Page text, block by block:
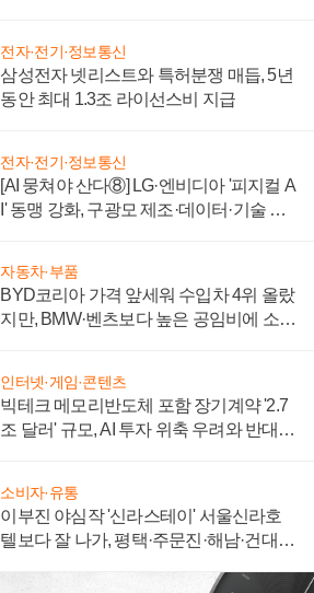
전자·전기·정보통신
삼성전자 넷리스트와 특허분쟁 매듭, 5년
동안 최대 1.3조 라이선스비 지급
전자·전기·정보통신
[AI 뭉쳐야 산다⑧] LG·엔비디아 '피지컬 A
I' 동맹 강화, 구광모 제조·데이터·기술 결
자동차·부품
BYD코리아 가격 앞세워 수입차 4위 올랐
지만, BMW·벤츠보다 높은 공임비에 소비
인터넷·게임·콘텐츠
빅테크 메모리반도체 포함 장기계약 '2.7
조 달러' 규모, AI 투자 위축 우려와 반대
소비자·유통
이부진 야심작 '신라스테이' 서울신라호
텔보다 잘 나가, 평택·주문진·해남·건대로